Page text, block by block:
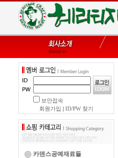
보안접속
회원가입
ID/PW 찾기
카덴스공예재료들